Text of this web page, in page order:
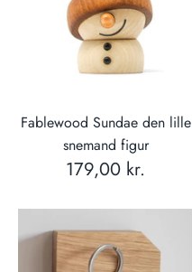
Fablewood Sundae den lille
snemand figur
179,00 kr.